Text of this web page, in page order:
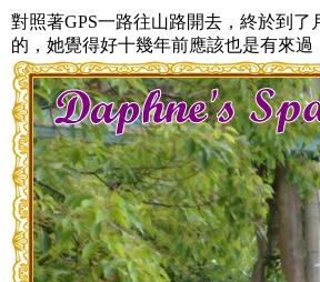
對照著GPS一路往山路開去，終於到
的，她覺得好十幾年前應該也是有來